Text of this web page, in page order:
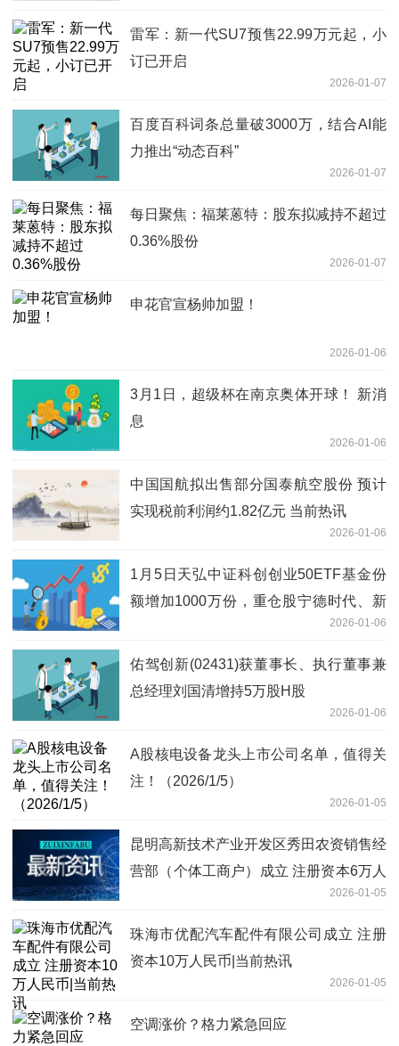
雷军：新一代SU7预售22.99万元起，小
订已开启
2026-01-07
百度百科词条总量破3000万，结合AI能
力推出“动态百科”
2026-01-07
每日聚焦：福莱蒽特：股东拟减持不超过
0.36%股份
2026-01-07
申花官宣杨帅加盟！
2026-01-06
3月1日，超级杯在南京奥体开球！ 新消
息
2026-01-06
中国国航拟出售部分国泰航空股份 预计
实现税前利润约1.82亿元 当前热讯
2026-01-06
1月5日天弘中证科创创业50ETF基金份
额增加1000万份，重仓股宁德时代、新
2026-01-06
佑驾创新(02431)获董事长、执行董事兼
总经理刘国清增持5万股H股
2026-01-06
A股核电设备龙头上市公司名单，值得关
注！（2026/1/5）
2026-01-05
昆明高新技术产业开发区秀田农资销售经
营部（个体工商户）成立 注册资本6万人
2026-01-05
珠海市优配汽车配件有限公司成立 注册
资本10万人民币|当前热讯
2026-01-05
空调涨价？格力紧急回应